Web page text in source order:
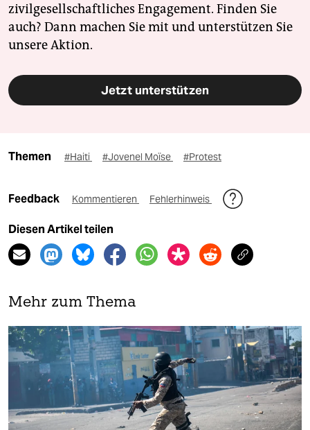
zivilgesellschaftliches Engagement. Finden Sie
auch? Dann machen Sie mit und unterstützen Sie
unsere Aktion.
Jetzt unterstützen
Themen #Haiti #Jovenel Moïse #Protest
Feedback Kommentieren Fehlerhinweis
Diesen Artikel teilen
Mehr zum Thema